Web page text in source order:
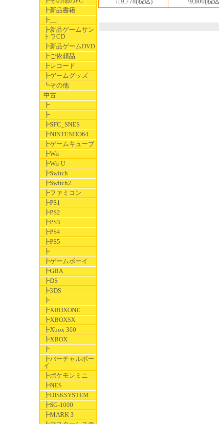
┣新品書籍
┣__
┣新品ゲームサン
トラCD
┣新品ゲームDVD
┣ご依頼品
┣レコード
┣ゲームグッズ
┗その他
中古
┣
┣
┣SFC_SNES
┣NINTENDO64
┣ゲームキューブ
┣Wii
┣Wii U
┣Switch
┣Switch2
┣ファミコン
┣PS1
┣PS2
┣PS3
┣PS4
┣PS5
┣
┣ゲームボーイ
┣GBA
┣DS
┣3DS
┣
┣XBOXONE
┣XBOXSX
┣Xbox 360
┣XBOX
┣
┣バーチャルボー
イ
┣ポケモンミニ
┣NES
┣DISKSYSTEM
┣SG-1000
┣MARK 3